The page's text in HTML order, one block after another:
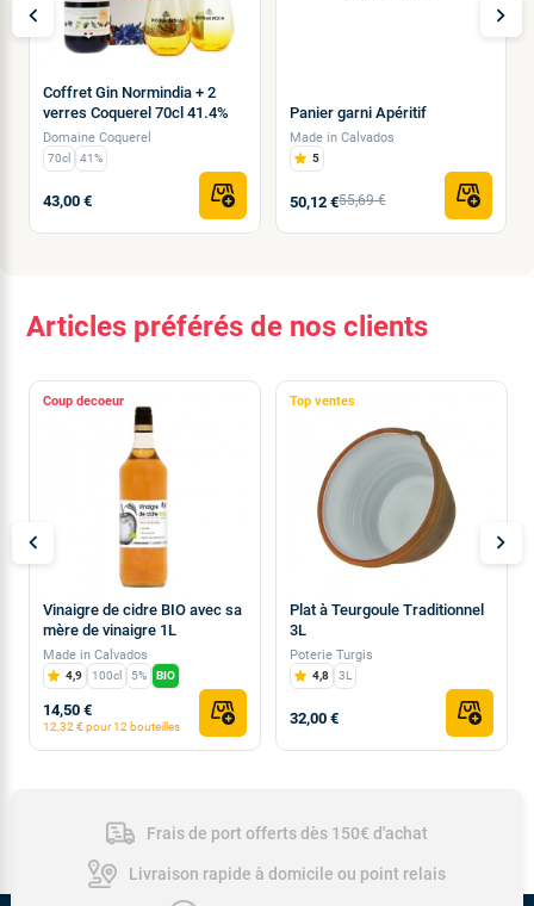
Coffret Gin Normindia + 2
verres Coquerel 70cl 41.4%
Domaine Coquerel
70cl 41%
43,00 €
Panier garni Apéritif
Made in Calvados
5
50,12 €55,69 €
chevron_left chevron_right
Articles préférés de nos clients
Coup de
Vinaigre de cidre BIO avec sa
mère de vinaigre 1L
Made in Calvados
4,9 100cl 5% BIO
14,50 €
12,32 € pour 12 bouteilles
Top ventes
Plat à Teurgoule Traditionnel
3L
Poterie Turgis
4,8 3L
32,00 €
chevron_left chevron_right
Frais de port offerts dès 150€ d'achat
Livraison rapide à domicile ou point relais